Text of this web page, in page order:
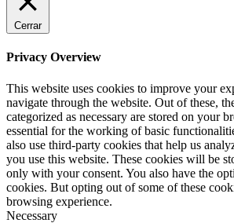
Cerrar
Privacy Overview
This website uses cookies to improve your
navigate through the website. Out of these,
categorized as necessary are stored on your
essential for the working of basic
also use third-party cookies that help us
you use this website. These cookies will be
only with your consent. You also have the
cookies. But opting out of some of these
browsing experience.
Necessary